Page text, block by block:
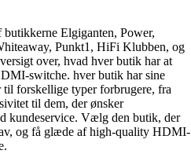
butikkerne Elgiganten, Power,
Punkt1, HiFi Klubben, og
over, hvad hver butik har at
switche. hver butik har sine
forskellige typer forbrugere, fra
til dem, der ønsker
kundeservice. Vælg den butik, der
og få glæde af high-quality HDMI-